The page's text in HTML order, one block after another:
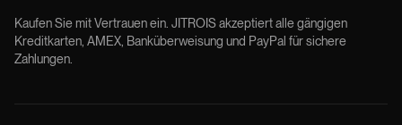
Kaufen Sie mit Vertrauen ein. JITROIS akzeptiert alle gängigen
Kreditkarten, AMEX, Banküberweisung und PayPal für sichere
Zahlungen.